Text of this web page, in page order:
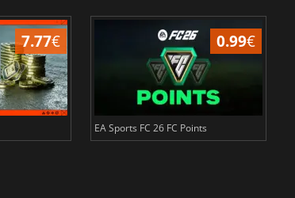
7.77€ 0.99€
EA Sports FC 26 FC Points